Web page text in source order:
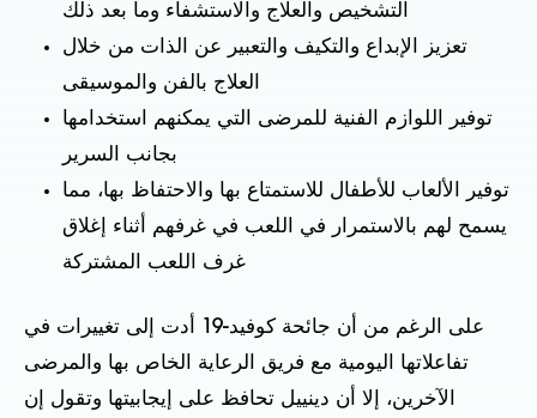
التشخيص والعلاج والاستشفاء وما بعد ذلك
تعزيز الإبداع والتكيف والتعبير عن الذات من خلال
العلاج بالفن والموسيقى
توفير اللوازم الفنية للمرضى التي يمكنهم استخدامها
بجانب السرير
توفير الألعاب للأطفال للاستمتاع بها والاحتفاظ بها، مما
يسمح لهم بالاستمرار في اللعب في غرفهم أثناء إغلاق
غرف اللعب المشتركة
على الرغم من أن جائحة كوفيد-19 أدت إلى تغييرات في
تفاعلاتها اليومية مع فريق الرعاية الخاص بها والمرضى
الآخرين، إلا أن دينييل تحافظ على إيجابيتها وتقول إن